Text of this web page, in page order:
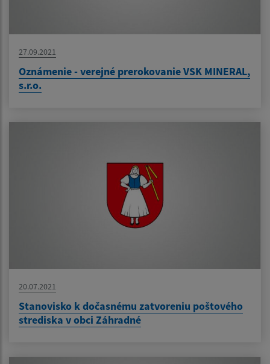
27.09.2021
Oznámenie - verejné prerokovanie VSK MINERAL,
s.r.o.
20.07.2021
Stanovisko k dočasnému zatvoreniu poštového
strediska v obci Záhradné